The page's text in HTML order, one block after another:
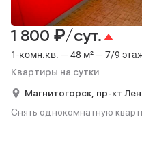
1-комн.кв. — 48 м² — 7/9
Квартиры на сутки
1 800 ₽/сут.
Магнитогорск, пр-кт
Снять однокомнатную